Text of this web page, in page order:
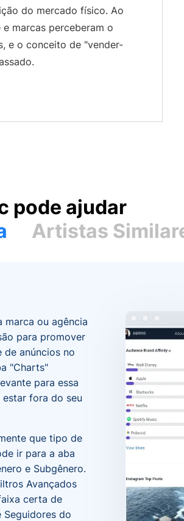
do mercado físico. Ao
marcas perceberam o
e o conceito de "vender-
pode ajudar
Artistas
marca ou agência
para promover
de anúncios no
"Charts"
para essa
fora do seu
que tipo de
ir para a aba
e Subgênero.
Avançados
certa de
Seguidores do